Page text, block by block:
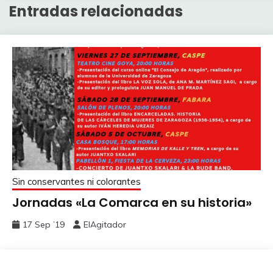
Entradas relacionadas
Sin conservantes ni colorantes
Jornadas «La Comarca en su historia»
17 Sep ’19 ElAgitador